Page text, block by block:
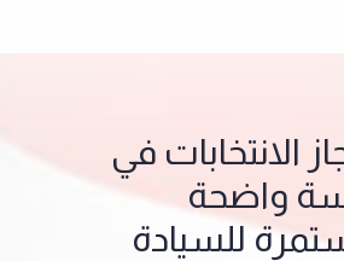
الانتخابات في
واضحة
للسيادة